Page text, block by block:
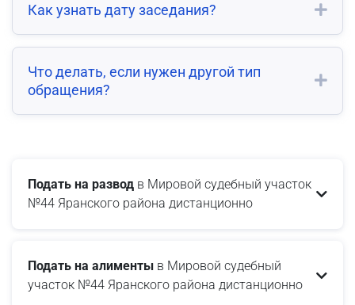
Как узнать дату заседания?
Что делать, если нужен другой тип
обращения?
Подать на развод в Мировой судебный участок
№44 Яранского района дистанционно
Подать на алименты в Мировой судебный
участок №44 Яранского района дистанционно